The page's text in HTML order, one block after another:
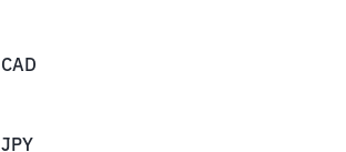
CAD
JPY